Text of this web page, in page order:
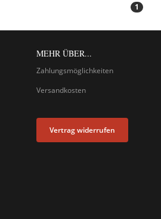
1
MEHR ÜBER...
Zahlungsmöglichkeiten
Versandkosten
Vertrag widerrufen